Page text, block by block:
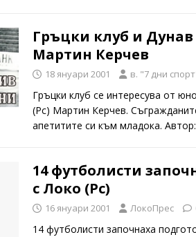
Гръцки клуб и
Мартин Керчев
18 януари 2001 в. "7 дни
Гръцки клуб се интересува от
(Рс) Мартин Керчев.
апетитите си към младока.
14 футболисти
с Локо (Рс)
16 януари 2001 ЛокоПрес
14 футболисти започнаха